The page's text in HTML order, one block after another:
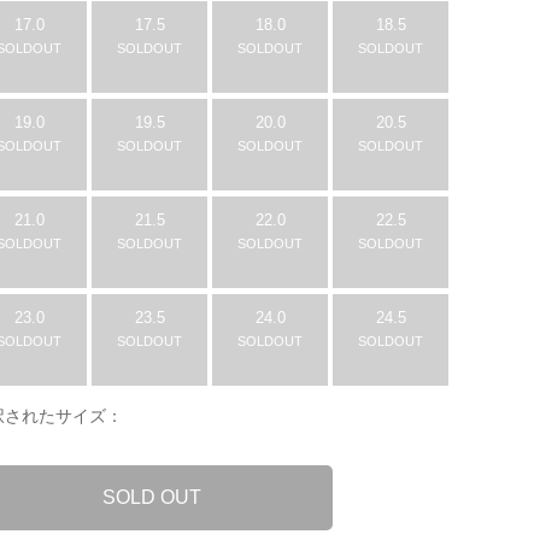
17.0 17.5
SOLDOUT
18.0
SOLDOUT
18.5
SOLDOUT
19.0 19.5
SOLDOUT
20.0
SOLDOUT
20.5
SOLDOUT
21.0 21.5
SOLDOUT
22.0
SOLDOUT
22.5
SOLDOUT
23.0 23.5
SOLDOUT
24.0
SOLDOUT
24.5
SOLDOUT
れたサイズ：
SOLD OUT